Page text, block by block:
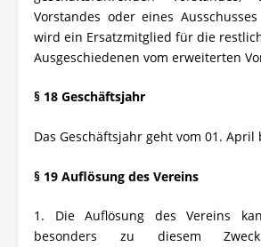
Vorstandes oder eines
wird ein Ersatzmitglied für die
Ausgeschiedenen vom erweiterten
§ 18 Geschäftsjahr
Das Geschäftsjahr geht vom 01. April
§ 19 Auflösung des Vereins
1. Die Auflösung des Vereins
besonders zu diesem